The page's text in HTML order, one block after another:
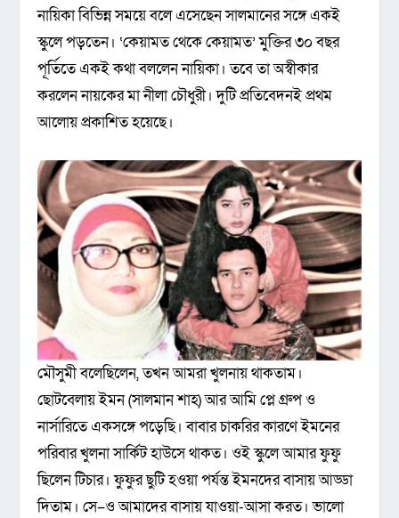
নায়িকা বিভিন্ন সময়ে বলে এসেছেন সালমানের সঙ্গে একই
স্কুলে পড়তেন। ‘কেয়ামত থেকে কেয়ামত’ মুক্তির ৩০ বছর
পূর্তিতে একই কথা বললেন নায়িকা। তবে তা অস্বীকার
করলেন নায়কের মা নীলা চৌধুরী। দুটি প্রতিবেদনই প্রথম
আলোয় প্রকাশিত হয়েছে।
মৌসুমী বলেছিলেন, তখন আমরা খুলনায় থাকতাম।
ছোটবেলায় ইমন (সালমান শাহ) আর আমি প্লে গ্রুপ ও
নার্সারিতে একসঙ্গে পড়েছি। বাবার চাকরির কারণে ইমনের
পরিবার খুলনা সার্কিট হাউসে থাকত। ওই স্কুলে আমার ফুফু
ছিলেন টিচার। ফুফুর ছুটি হওয়া পর্যন্ত ইমনদের বাসায় আড্ডা
দিতাম। সে–ও আমাদের বাসায় যাওয়া-আসা করত। ভালো